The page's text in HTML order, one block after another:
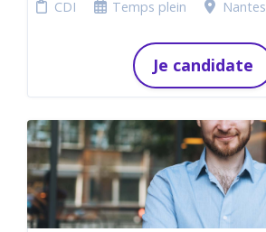
CDI Temps plein Nantes
Je candidate